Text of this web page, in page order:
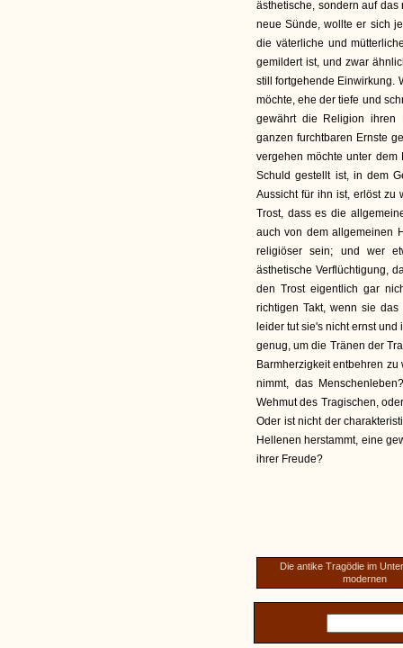
ästhetische, sondern auf
neue Sünde, wollte er sich
die väterliche und
gemildert ist, und zwar
still fortgehende Einwirkung.
möchte, ehe der tiefe und
gewährt die Religion ihren
ganzen furchtbaren Ernste
vergehen möchte unter
Schuld gestellt ist, in dem
Aussicht für ihn ist, erlöst zu
Trost, dass es die
auch von dem allgemeinen
religiöser sein; und wer
ästhetische Verflüchtigung,
den Trost eigentlich gar
richtigen Takt, wenn sie
leider tut sie's nicht ernst
genug, um die Tränen der
Barmherzigkeit entbehren
nimmt, das
Wehmut des Tragischen,
Oder ist nicht der
Hellenen herstammt, eine
ihrer Freude?
Die antike Tragödie im
modernen